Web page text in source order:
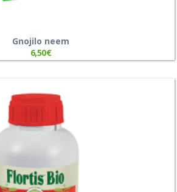
Gnojilo neem
6,50€